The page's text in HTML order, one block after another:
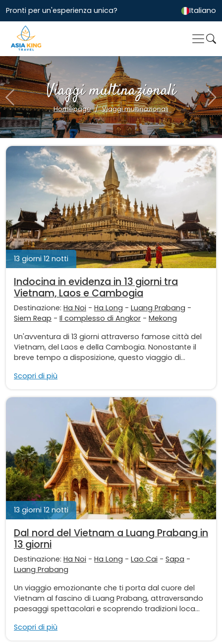
Pronti per un'esperienza unica? Italiano
Viaggi multinazionali
Homepage Viaggi multinazionali
Previous
13 giorni 12 notti
Indocina in evidenza in 13 giorni tra
Vietnam, Laos e Cambogia
Destinazione: Ha Noi - Ha Long - Luang Prabang -
Siem Reap - Il complesso di Angkor - Mekong
Un'avventura di 13 giorni attraverso famose città del
Vietnam, del Laos e della Cambogia. Nonostante il
breve tempo a disposizione, questo viaggio di...
Scopri di più
13 giorni 12 notti
Dal nord del Vietnam a Luang Prabang in
13 giorni
Destinazione: Ha Noi - Ha Long - Lao Cai - Sapa -
Luang Prabang
Un viaggio emozionante che ti porta dal cuore del
Vietnam al fascino di Luang Prabang, attraversando
paesaggi spettacolari e scoprendo tradizioni loca...
Scopri di più